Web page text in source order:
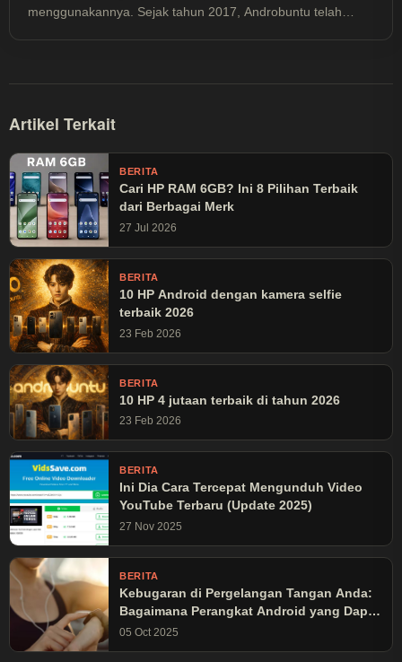
menggunakannya. Sejak tahun 2017, Androbuntu telah
Artikel Terkait
BERITA
Cari HP RAM 6GB? Ini 8 Pilihan Terbaik
dari Berbagai Merk
27 Jul 2026
BERITA
10 HP Android dengan kamera selfie
terbaik 2026
23 Feb 2026
BERITA
10 HP 4 jutaan terbaik di tahun 2026
23 Feb 2026
BERITA
Ini Dia Cara Tercepat Mengunduh Video
YouTube Terbaru (Update 2025)
27 Nov 2025
BERITA
Kebugaran di Pergelangan Tangan Anda:
Bagaimana Perangkat Android yang Dapat
Dikenakan Mengubah Latihan Olahraga
05 Oct 2025